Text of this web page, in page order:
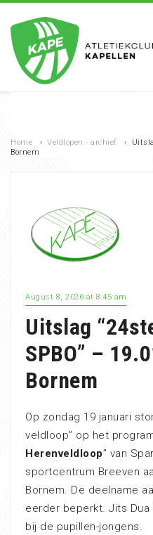
Home › Veldlopen - archief ›
Bornem
August 8, 2026 at 8:45 am
Uitslag
SPBO” –
Bornem
Op zondag 19 januari
veldloop” op het
Herenveldloop” van
sportcentrum Breeven
Bornem. De deelname
eerder beperkt. Jits
bij de pupillen-jongens.